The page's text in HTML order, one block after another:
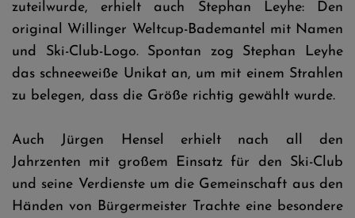
zuteilwurde, erhielt auch Stephan Leyhe: Den
original Willinger Weltcup-Bademantel mit Namen
und Ski-Club-Logo. Spontan zog Stephan Leyhe
das schneeweiße Unikat an, um mit einem Strahlen
zu belegen, dass die Größe richtig gewählt wurde.
Auch Jürgen Hensel erhielt nach all den
Jahrzenten mit großem Einsatz für den Ski-Club
und seine Verdienste um die Gemeinschaft aus den
Händen von Bürgermeister Trachte eine besondere